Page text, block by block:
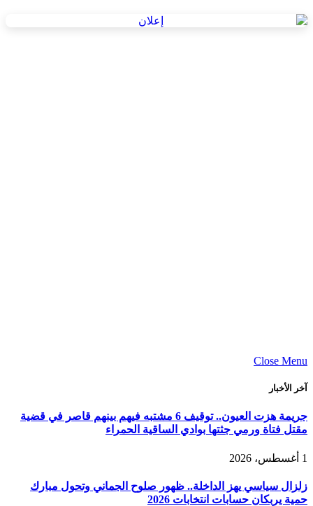
Close Menu
آخر الأخبار
جريمة هزت العيون.. توقيف 6 مشتبه فيهم بينهم قاصر في قضية
مقتل فتاة ورمي جثتها بوادي الساقية الحمراء
1 أغسطس، 2026
زلزال سياسي يهز الداخلة.. ظهور صلوح الجماني وتحول مبارك
حمية يربكان حسابات انتخابات 2026